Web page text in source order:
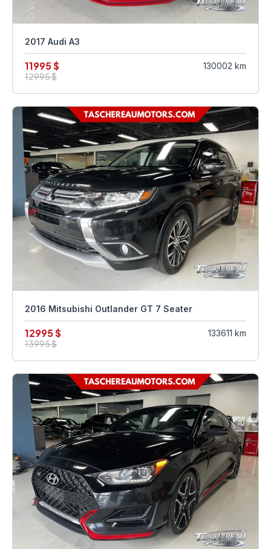
2017 Audi A3
11995 $
12995 $
130002 km
2016 Mitsubishi Outlander GT 7 Seater
12995 $
13995 $
133611 km